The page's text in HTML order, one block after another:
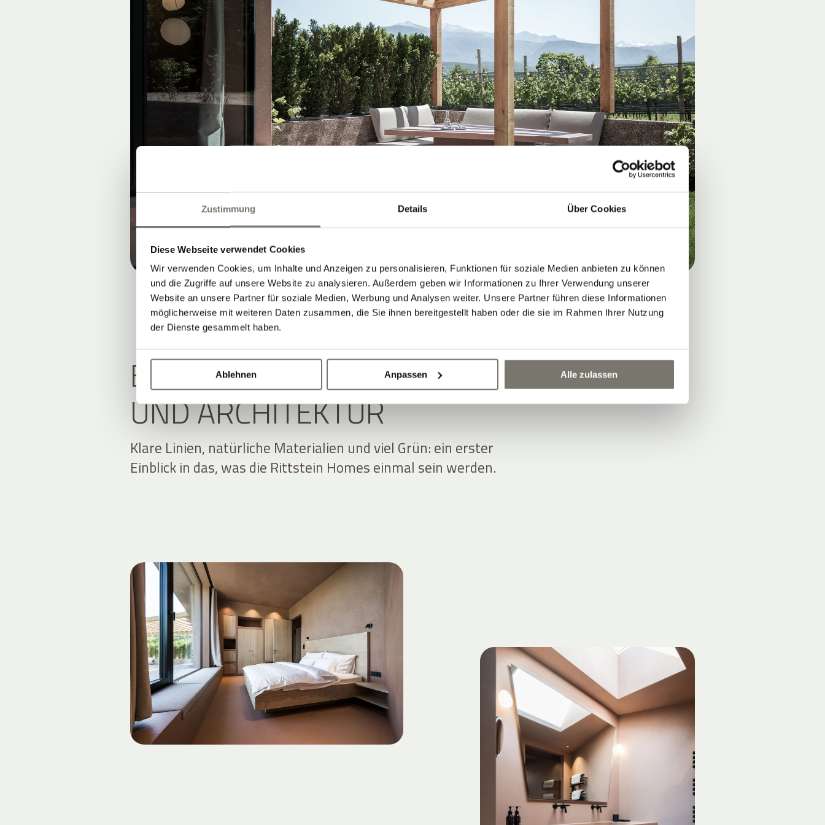
Zustimmung Details Über Cookies
Diese Webseite verwendet Cookies
Wir verwenden Cookies, um Inhalte und Anzeigen zu personalisieren, Funktionen für soziale Medien anbieten zu können
und die Zugriffe auf unsere Website zu analysieren. Außerdem geben wir Informationen zu Ihrer Verwendung unserer
Website an unsere Partner für soziale Medien, Werbung und Analysen weiter. Unsere Partner führen diese Informationen
möglicherweise mit weiteren Daten zusammen, die Sie ihnen bereitgestellt haben oder die sie im Rahmen Ihrer Nutzung
der Dienste gesammelt haben.
Ablehnen Anpassen Alle zulassen
EIN BLICK ZWISCHEN NATUR
UND ARCHITEKTUR
Klare Linien, natürliche Materialien und viel Grün: ein erster
Einblick in das, was die Rittstein Homes einmal sein werden.